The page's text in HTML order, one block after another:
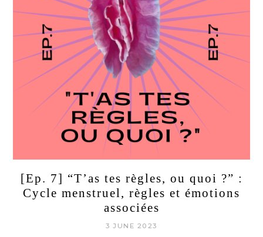
[Ep. 7] “T’as tes règles, ou quoi ?” :
Cycle menstruel, règles et émotions
associées
3 JUNE 2023